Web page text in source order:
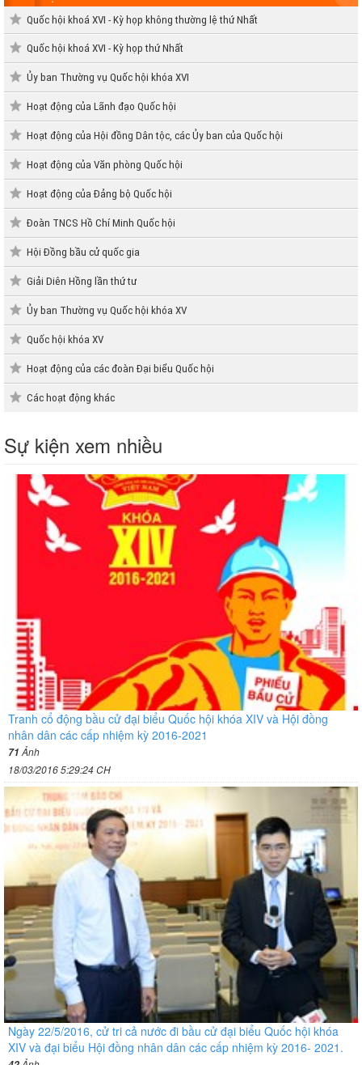
Quốc hội khoá XVI - Kỳ họp không thường lệ thứ Nhất
Quốc hội khoá XVI - Kỳ họp thứ Nhất
Ủy ban Thường vụ Quốc hội khóa XVI
Hoạt động của Lãnh đạo Quốc hội
Hoạt động của Hội đồng Dân tộc, các Ủy ban của Quốc hội
Hoạt động của Văn phòng Quốc hội
Hoạt động của Đảng bộ Quốc hội
Đoàn TNCS Hồ Chí Minh Quốc hội
Hội Đồng bầu cử quốc gia
Giải Diên Hồng lần thứ tư
Ủy ban Thường vụ Quốc hội khóa XV
Quốc hội khóa XV
Hoạt động của các đoàn Đại biểu Quốc hội
Các hoạt động khác
Sự kiện xem nhiều
Tranh cổ động bầu cử đại biểu Quốc hội khóa XIV và Hội đồng
nhân dân các cấp nhiệm kỳ 2016-2021
71Ảnh
18/03/2016 5:29:24 CH
Ngày 22/5/2016, cử tri cả nước đi bầu cử đại biểu Quốc hội khóa
XIV và đại biểu Hội đồng nhân dân các cấp nhiệm kỳ 2016- 2021.